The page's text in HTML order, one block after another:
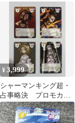
¥3,999
シャーマンキング超・
占事略決 プロモカー
ド 4枚セット